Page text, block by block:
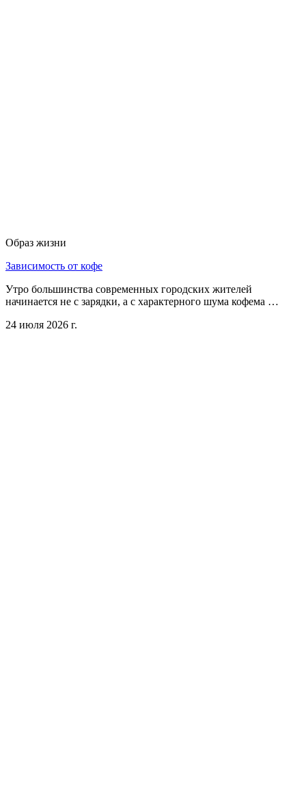
Образ жизни
Зависимость от кофе
Утро большинства современных городских жителей
начинается не с зарядки, а с характерного шума кофема …
24 июля 2026 г.